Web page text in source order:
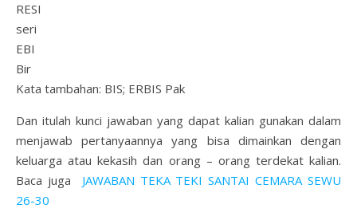
RESI
seri
EBI
Bir
Kata tambahan: BIS; ERBIS Pak
Dan itulah kunci jawaban yang dapat kalian gunakan dalam
menjawab pertanyaannya yang bisa dimainkan dengan
keluarga atau kekasih dan orang – orang terdekat kalian.
Baca juga JAWABAN TEKA TEKI SANTAI CEMARA SEWU
26-30